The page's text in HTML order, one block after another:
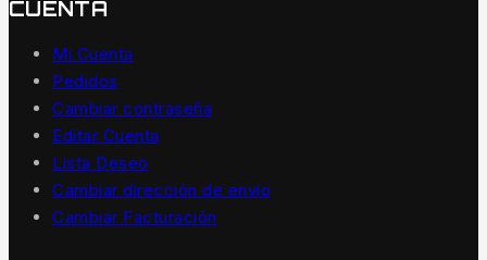
CUENTA
Mi Cuenta
Pedidos
Cambiar contraseña
Editar Cuenta
Lista Deseo
Cambiar dirección de envío
Cambiar Facturación